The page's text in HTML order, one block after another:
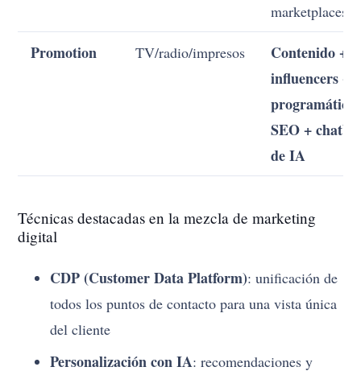
marketplaces)
Promotion TV/radio/impresos
Contenido +
influencers +
programática
SEO +
de IA
Técnicas destacadas en la mezcla de marketing
digital
CDP (Customer Data Platform): unificación de
todos los puntos de contacto para una vista única
del cliente
Personalización con IA: recomendaciones y